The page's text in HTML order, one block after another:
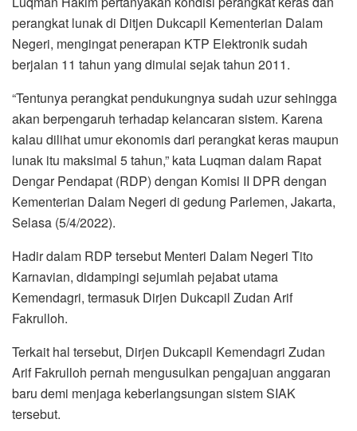
perangkat lunak di Ditjen Dukcapil Kementerian Dalam
Negeri, mengingat penerapan KTP Elektronik sudah
berjalan 11 tahun yang dimulai sejak tahun 2011.
“Tentunya perangkat pendukungnya sudah uzur sehingga
akan berpengaruh terhadap kelancaran sistem. Karena
kalau dilihat umur ekonomis dari perangkat keras maupun
lunak itu maksimal 5 tahun,” kata Luqman dalam Rapat
Dengar Pendapat (RDP) dengan Komisi II DPR dengan
Kementerian Dalam Negeri di gedung Parlemen, Jakarta,
Selasa (5/4/2022).
Hadir dalam RDP tersebut Menteri Dalam Negeri Tito
Karnavian, didampingi sejumlah pejabat utama
Kemendagri, termasuk Dirjen Dukcapil Zudan Arif
Fakrulloh.
Terkait hal tersebut, Dirjen Dukcapil Kemendagri Zudan
Arif Fakrulloh pernah mengusulkan pengajuan anggaran
baru demi menjaga keberlangsungan sistem SIAK
tersebut.